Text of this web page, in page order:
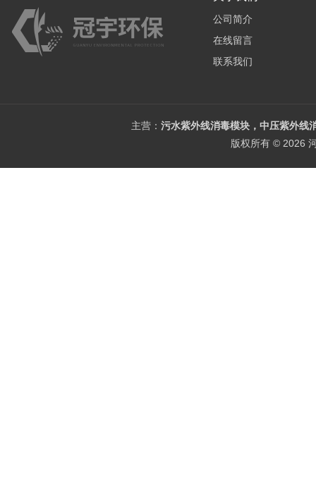
公司简介
在线留言
联系我们
主营： 污水紫外线消毒模块，中压紫外线
版权所有 © 2026